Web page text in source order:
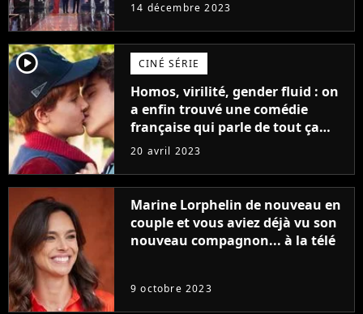
14 décembre 2023
player2 CINÉ SÉRIE
Homos, virilité, gender fluid : on
a enfin trouvé une comédie
française qui parle de tout ça
sans être super ringarde
20 avril 2023
Marine Lorphelin de nouveau en
couple et vous aviez déjà vu son
nouveau compagnon... à la télé
9 octobre 2023